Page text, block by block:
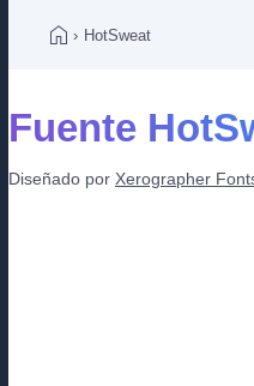
› HotSweat
Fuente
Diseñado por Xerographer